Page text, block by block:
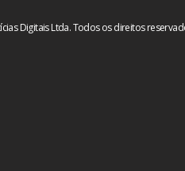
Digitais Ltda. Todos os direitos